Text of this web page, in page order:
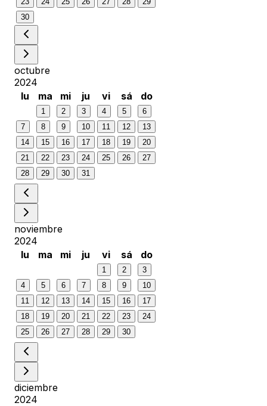
30
octubre
2024
lu
ma mi ju vi sá do
1 2 3 4 5
6
7
8 9 10 11 12
13
14
15 16 17 18 19
20
21
22 23 24 25 26
27
28
29 30 31
noviembre
2024
lu
ma mi ju vi sá do
1 2
3
4
5 6 7 8 9
10
11
12 13 14 15 16
17
18
19 20 21 22 23
24
25
26 27 28 29 30
diciembre
2024